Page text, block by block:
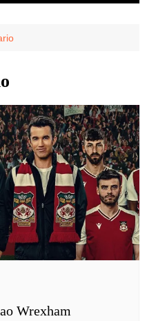
Wrexham